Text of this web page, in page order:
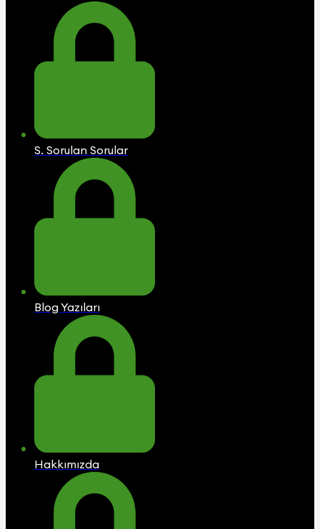
S. Sorulan Sorular
Blog Yazıları
Hakkımızda